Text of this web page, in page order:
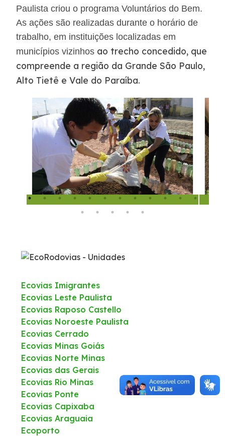
Links Úteis
Carta ao Usuário
Notícias
Sustentabilidade
Compromissos Voluntários ESG
Agenda
Projetos Socioambientais
Política de Gestão Integrada
Comercial
Fale Conosco
Fornecedores
Dúvidas
Trabalhe Conosco
Paulista criou o programa Voluntários do Bem.
As ações são realizadas durante o horário de
trabalho, em instituições localizadas em
municípios vizinhos ao trecho concedido, que
compreende a região da Grande São Paulo,
Alto Tietê e Vale do Paraíba.
Ecovias Imigrantes
Ecovias Leste Paulista
Ecovias Raposo Castello
Ecovias Noroeste Paulista
Ecovias Cerrado
Ecovias Minas Goiás
Ecovias Norte Minas
Ecovias das Gerais
Ecovias Rio Minas
Ecovias Ponte
Ecovias Capixaba
Ecovias Araguaia
Ecoporto